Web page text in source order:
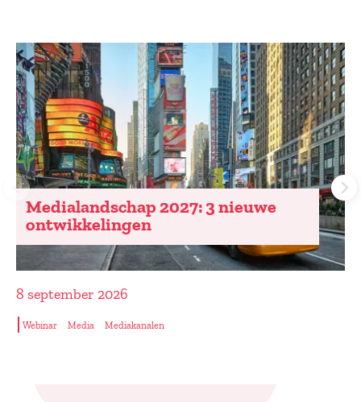
Medialandschap 2027: 3 nieuwe
ontwikkelingen
8 september 2026
Webinar Media Mediakanalen